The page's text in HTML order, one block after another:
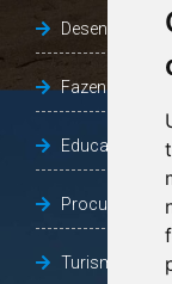
Fazenda e
Educação
Procuradoria
Turismo,